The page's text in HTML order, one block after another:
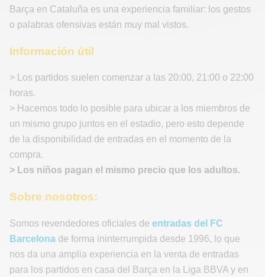
Barça en Cataluña es una experiencia familiar: los gestos
o palabras ofensivas están muy mal vistos.
Información útil
> Los partidos suelen comenzar a las 20:00, 21:00 o 22:00
horas.
> Hacemos todo lo posible para ubicar a los miembros de
un mismo grupo juntos en el estadio, pero esto depende
de la disponibilidad de entradas en el momento de la
compra.
> Los niños pagan el mismo precio que los adultos.
Sobre nosotros:
Somos revendedores oficiales de entradas del FC
Barcelona de forma ininterrumpida desde 1996, lo que
nos da una amplia experiencia en la venta de entradas
para los partidos en casa del Barça en la Liga BBVA y en